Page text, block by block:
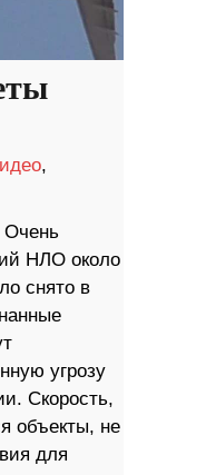
,
Очень
НЛО около
снято в
угрозу
Скорость,
объекты, не
для